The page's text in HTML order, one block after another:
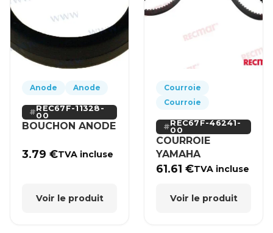
Anode Anode
REC67F-11328-
00
BOUCHON ANODE
3.79€TVA incluse
Voir le produit
Courroie
Courroie
REC67F-46241-
00
COURROIE
YAMAHA
61.61€TVA incluse
Voir le produit